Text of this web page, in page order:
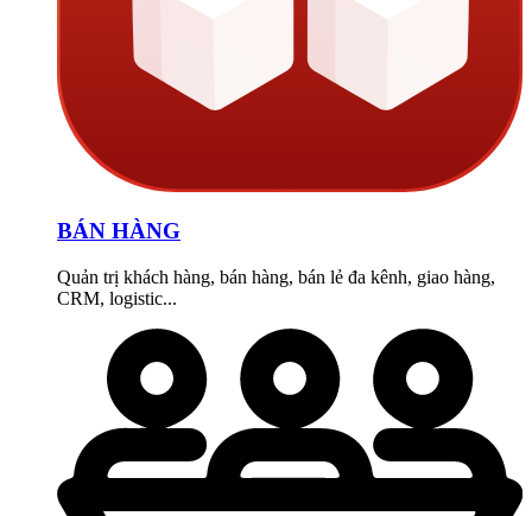
BÁN HÀNG
Quản trị khách hàng, bán hàng, bán lẻ đa kênh, giao hàng,
CRM, logistic...